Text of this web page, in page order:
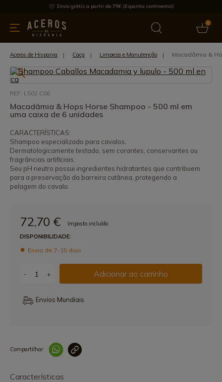
Envio grátis a partir de 75€ (Espanha continental)
0
& Utensílios de cozinha Oferece Últimas notícias
Aceros de Hispania Caça Limpeza e Manutenção Macadâmia &
REF: L502.C06
Macadâmia & Hops Horse Shampoo - 500 ml em
uma caixa de 6 unidades
CARACTERÍSTICAS:
Shampoo especializado para cavalos.
Dermatologicamente testado, sem corantes, conservantes ou
fragrâncias artificiais.
Seu pH neutro possui ingredientes hidratantes que contribuem
para a preservação da barreira cutânea, protegendo a
pelagem do cavalo.
72,70 €
Imposto incluído
DISPONIBILIDADE:
Envio de 7-15 dias
- + Adicionar ao carrinho
Envios Mundiais
Compartilhar
Características